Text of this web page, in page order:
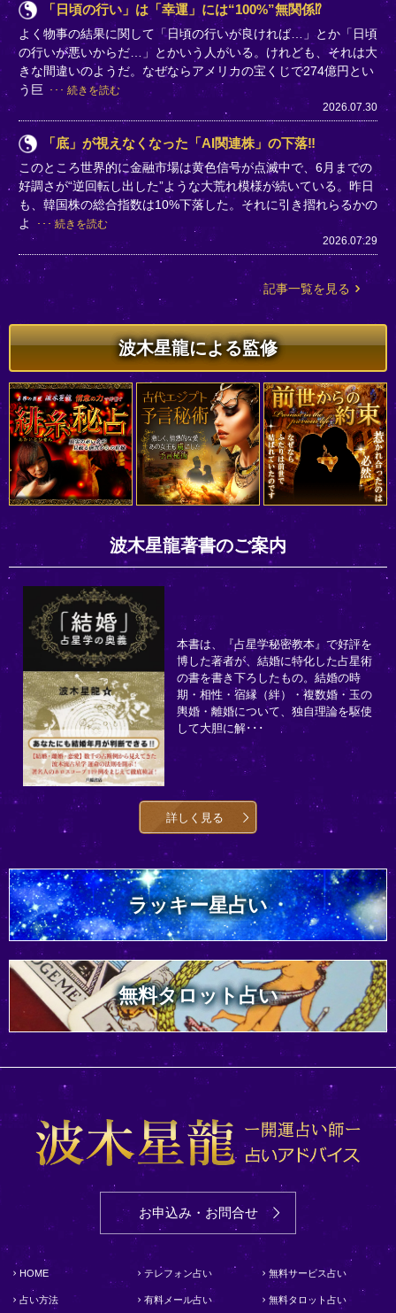
「日頃の行い」は「幸運」には“100%”無関係⁉
よく物事の結果に関して「日頃の行いが良ければ…」とか「日頃
の行いが悪いからだ…」とかいう人がいる。けれども、それは大
きな間違いのようだ。なぜならアメリカの宝くじで274億円とい
う巨
続きを読む
2026.07.30
「底」が視えなくなった「AI関連株」の下落‼
このところ世界的に金融市場は黄色信号が点滅中で、6月までの
好調さが“逆回転し出した”ような大荒れ模様が続いている。昨日
も、韓国株の総合指数は10%下落した。それに引き摺れらるかの
よ
続きを読む
2026.07.29
記事一覧を見る
波木星龍による監修
波木星龍著書のご案内
本書は、『占星学秘密教本』で好評を
博した著者が、結婚に特化した占星術
の書を書き下ろしたもの。結婚の時
期・相性・宿縁（絆）・複数婚・玉の
輿婚・離婚について、独自理論を駆使
して大胆に解･･･
詳しく見る
ラッキー星占い
無料タロット占い
お申込み・お問合せ
HOME
占い方法
テレフォン占い
有料メール占い
無料サービス占い
無料タロット占い